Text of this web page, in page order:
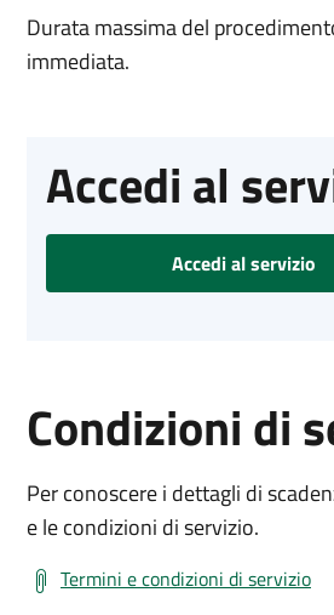
Durata massima del
immediata.
Accedi al
Accedi al servizio
Condizioni di
Per conoscere i dettagli di
e le condizioni di servizio.
Termini e condizioni di servizio